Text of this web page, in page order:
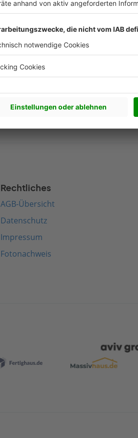
Nachhaltigkeit Artikel
Fachwerkhaus bauen
Schwedenhaus bauen
Modernes Haus bauen
Rechtliches
AGB-Übersicht
Datenschutz
Impressum
Fotonachweis